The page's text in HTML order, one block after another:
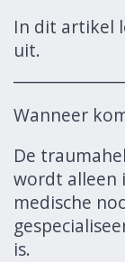
In dit artikel
uit.
Wanneer
De
wordt alleen
medische
is.